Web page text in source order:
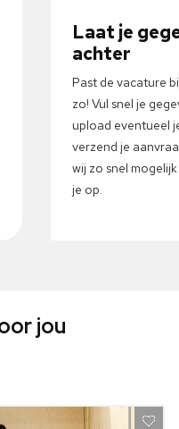
Laat je
achter
Past de vacature
zo! Vul snel je
upload eventueel
verzend je
wij zo snel
je op.
jou